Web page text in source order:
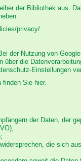
der Bibliothek aus.
privacy/
der Nutzung von
die
Einstellungen
Sie hier.
der Daten, der
die sich